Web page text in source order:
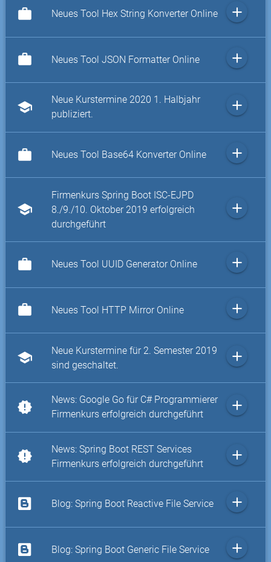
work Neues Tool Hex String Konverter Online add
work Neues Tool JSON Formatter Online add
school
Neue Kurstermine 2020 1. Halbjahr
publiziert.
add
work Neues Tool Base64 Konverter Online add
school
Firmenkurs Spring Boot ISC-EJPD
8./9./10. Oktober 2019 erfolgreich
durchgeführt
add
work Neues Tool UUID Generator Online add
work Neues Tool HTTP Mirror Online add
school
Neue Kurstermine für 2. Semester 2019
sind geschaltet.
add
new_releases
News: Google Go für C# Programmierer
Firmenkurs erfolgreich durchgeführt
add
new_releases
News: Spring Boot REST Services
Firmenkurs erfolgreich durchgeführt
add
Blog: Spring Boot Reactive File Service add
Blog: Spring Boot Generic File Service add